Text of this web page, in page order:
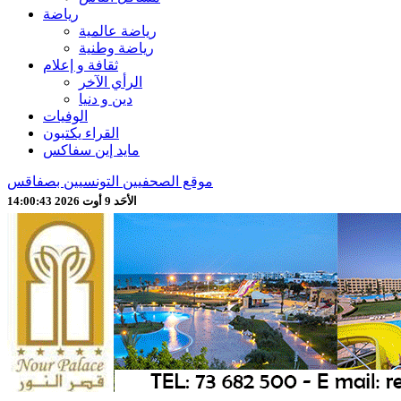
رياضة
رياضة عالمية
رياضة وطنية
ثقافة و إعلام
الرأي الآخر
دين و دنيا
الوفيات
القراء يكتبون
مايد إين سفاكس
موقع الصحفيين التونسيين بصفاقس
الأحَد 9 أوت 2026 14:00:45